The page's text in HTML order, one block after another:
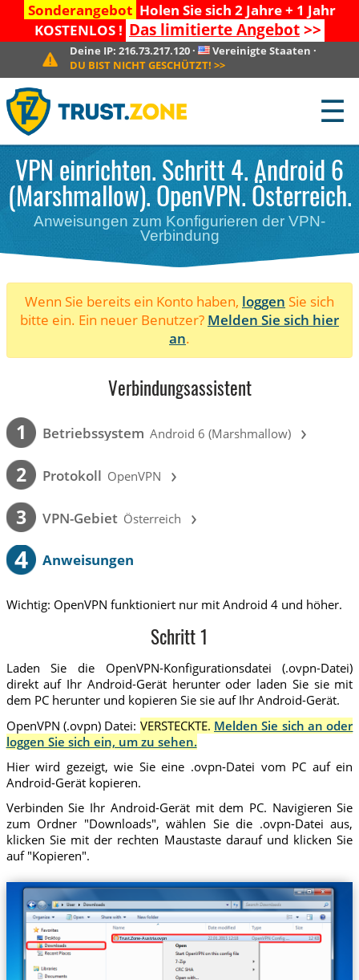
Sonderangebot Holen Sie sich 2 Jahre + 1 Jahr
KOSTENLOS ! Das limitierte Angebot>>
Deine IP: 216.73.217.120· Vereinigte Staaten ·
DU BIST NICHT GESCHÜTZT! >>
☰
VPN einrichten. Schritt 4. Android 6
(Marshmallow). OpenVPN. Österreich.
Anweisungen zum Konfigurieren der VPN-
Verbindung
Wenn Sie bereits ein Konto haben, loggen Sie sich
bitte ein. Ein neuer Benutzer? Melden Sie sich hier
an.
Verbindungsassistent
1 Betriebssystem Android 6 (Marshmallow) ›
2 Protokoll OpenVPN ›
3 VPN-Gebiet Österreich ›
4 Anweisungen
Wichtig: OpenVPN funktioniert nur mit Android 4 und höher.
Schritt 1
Laden Sie die OpenVPN-Konfigurationsdatei (.ovpn-Datei)
direkt auf Ihr Android-Gerät herunter oder laden Sie sie mit
dem PC herunter und kopieren Sie sie auf Ihr Android-Gerät.
OpenVPN (.ovpn) Datei: VERSTECKTE. Melden Sie sich an oder
loggen Sie sich ein, um zu sehen.
Hier wird gezeigt, wie Sie eine .ovpn-Datei vom PC auf ein
Android-Gerät kopieren.
Verbinden Sie Ihr Android-Gerät mit dem PC. Navigieren Sie
zum Ordner "Downloads", wählen Sie die .ovpn-Datei aus,
klicken Sie mit der rechten Maustaste darauf und klicken Sie
auf "Kopieren".
Trust.Zone-Austria.ovpn